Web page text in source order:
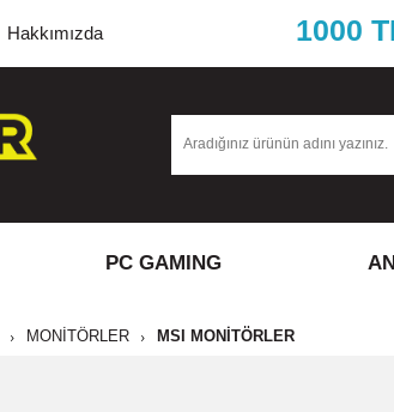
Hakkımızda 1000
PC GAMING
MONİTÖRLER MSI MONITÖRLER